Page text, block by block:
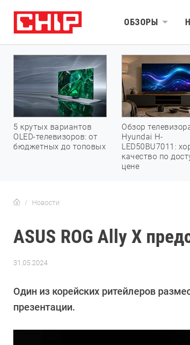
ОБЗОРЫ
5 крутых вариантов
OLED-телевизоров: от
бюджетных до топовых
Обзор
Hyundai H-
LED50BU7011:
качество по
цене
Новости
ASUS ROG Ally X
31.05.2024
Довлатова
Один из корейских ритейлеров
презентации.